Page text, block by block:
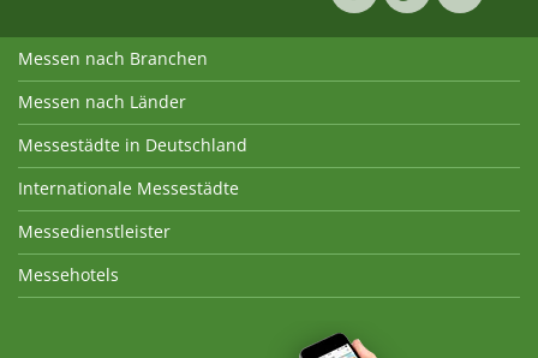
Messen nach Branchen
Messen nach Länder
Messestädte in Deutschland
Internationale Messestädte
Messedienstleister
Messehotels